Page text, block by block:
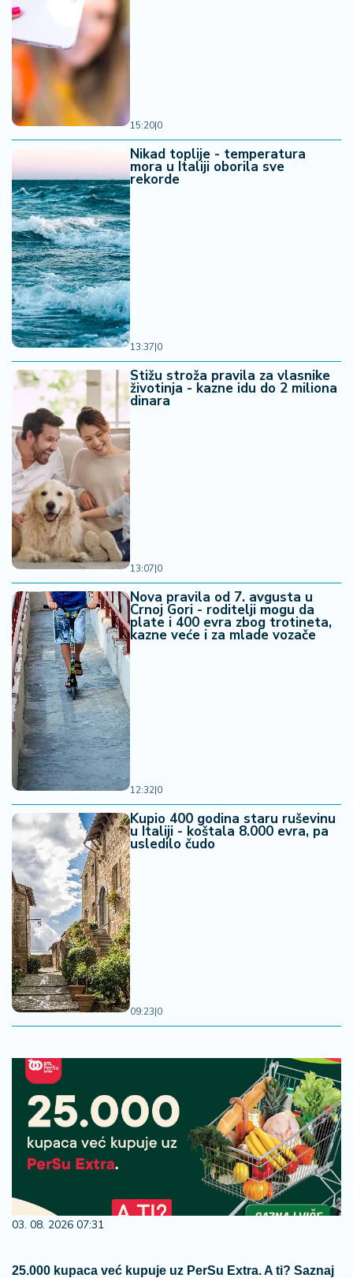
15:20|0
Nikad toplije - temperatura
mora u Italiji oborila sve
rekorde
13:37|0
Stižu stroža pravila za vlasnike
životinja - kazne idu do 2 miliona
dinara
13:07|0
Nova pravila od 7. avgusta u
Crnoj Gori - roditelji mogu da
plate i 400 evra zbog trotineta,
kazne veće i za mlade vozače
12:32|0
Kupio 400 godina staru ruševinu
u Italiji - koštala 8.000 evra, pa
usledilo čudo
09:23|0
03. 08. 2026 07:31
25.000 kupaca već kupuje uz PerSu Extra. A ti? Saznaj